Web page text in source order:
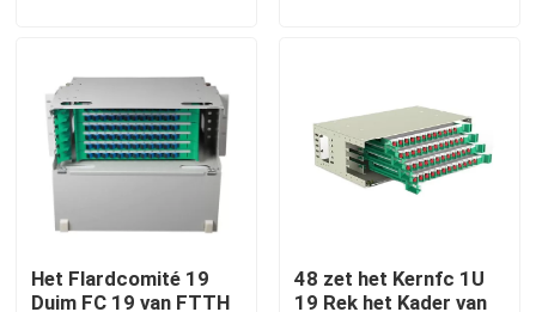
Video's
Over ons
Het Flardcomité 19
Duim FC 19 van FTTH
48 zet het Kernfc 1U
19 Rek het Kader van